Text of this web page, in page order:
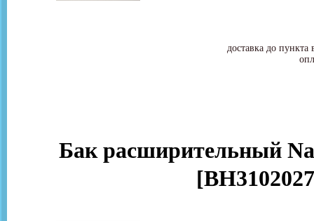
доставка до
Бак расширительный